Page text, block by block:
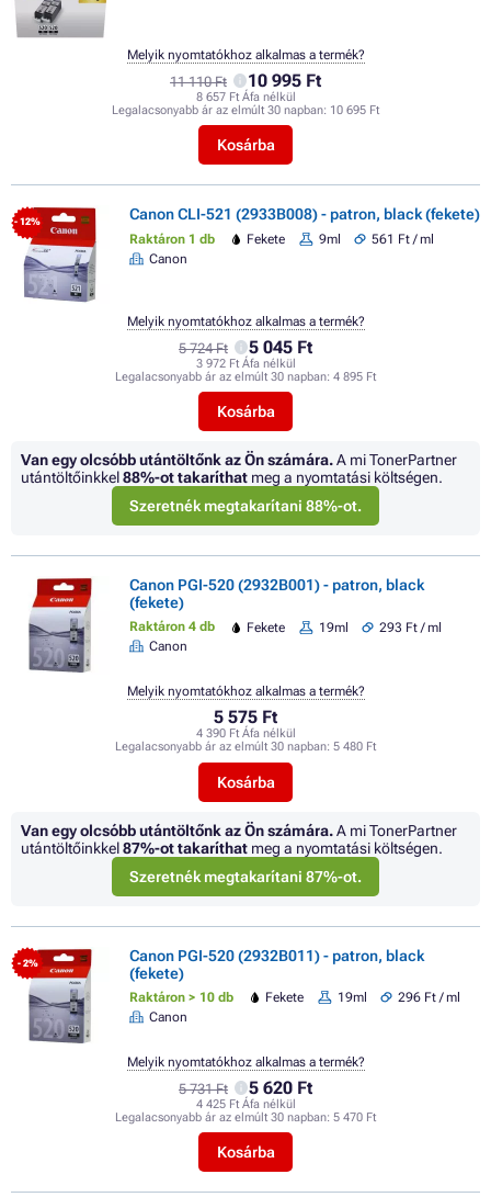
11 110 Ft 10 995 Ft
8 657 Ft Áfa nélkül
Legalacsonyabb ár az elmúlt 30 napban: 10 695 Ft
Kosárba
Melyik nyomtatókhoz alkalmas a termék?
- 12% Canon CLI-521 (2933B008) - patron, black (fekete)
Raktáron 1 db Fekete 9ml
561 Ft / ml
Canon
5 724 Ft 5 045 Ft
3 972 Ft Áfa nélkül
Legalacsonyabb ár az elmúlt 30 napban: 4 895 Ft
Kosárba
Melyik nyomtatókhoz alkalmas a termék?
Van egy olcsóbb utántöltőnk az Ön számára.A mi TonerPartner
utántöltőinkkel88%-ot takaríthat meg a nyomtatási költségen.
Szeretnék megtakarítani 88%-ot.
Canon PGI-520 (2932B001) - patron, black
(fekete)
Raktáron 4 db Fekete 19ml
293 Ft / ml
Canon
5 575 Ft
4 390 Ft Áfa nélkül
Legalacsonyabb ár az elmúlt 30 napban: 5 480 Ft
Kosárba
Melyik nyomtatókhoz alkalmas a termék?
Van egy olcsóbb utántöltőnk az Ön számára.A mi TonerPartner
utántöltőinkkel87%-ot takaríthat meg a nyomtatási költségen.
Szeretnék megtakarítani 87%-ot.
- 2%
Canon PGI-520 (2932B011) - patron, black
(fekete)
Raktáron > 10 db Fekete 19ml
296 Ft / ml
Canon
5 731 Ft 5 620 Ft
4 425 Ft Áfa nélkül
Legalacsonyabb ár az elmúlt 30 napban: 5 470 Ft
Kosárba
Melyik nyomtatókhoz alkalmas a termék?